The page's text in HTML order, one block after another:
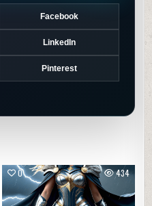
Facebook
LinkedIn
Pinterest
0 434